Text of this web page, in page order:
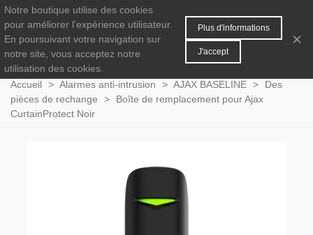
0 MENU
Accueil > Alarmes anti-intrusion > AJAX BASELINE >
Des
pièces de rechange
>
Boîte de remplacement pour Ajax
CurtainProtect Noir
Notre boutique utilise des cookies
pour améliorer l'expérience utilisateur.
En poursuivant votre navigation sur
notre site, vous acceptez notre
utilisation des cookies.
Plus d'informations
J'accept
×